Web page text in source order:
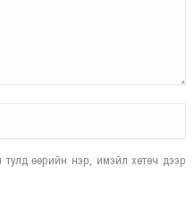
тулд өөрийн нэр, имэйл хөтөч дээр